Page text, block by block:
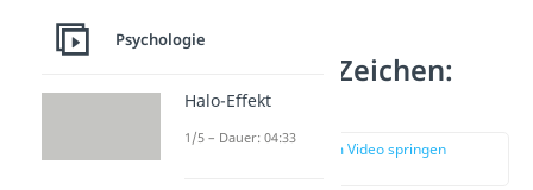
Sprachliches Zeichen:
Funktionen
zur Stelle im Video springen
Psychologie
Halo-Effekt
1/5 – Dauer: 04:33